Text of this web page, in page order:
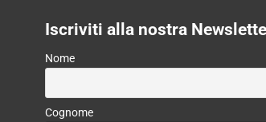
Iscriviti alla nostra
Nome
Cognome